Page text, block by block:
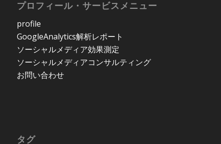
プロフィール・サービスメニュー
profile
GoogleAnalytics解析レポート
ソーシャルメディア効果測定
ソーシャルメディアコンサルティング
お問い合わせ
タグ